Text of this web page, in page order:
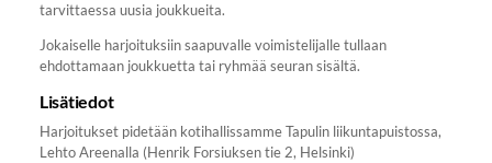
tarvittaessa uusia joukkueita.
Jokaiselle harjoituksiin saapuvalle voimistelijalle tullaan
ehdottamaan joukkuetta tai ryhmää seuran sisältä.
Lisätiedot
Harjoitukset pidetään kotihallissamme Tapulin liikuntapuistossa,
Lehto Areenalla (Henrik Forsiuksen tie 2, Helsinki)